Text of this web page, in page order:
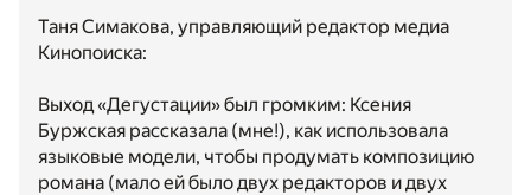
Таня Симакова, управляющий редактор медиа
Кинопоиска:
Выход «Дегустации» был громким: Ксения
Буржская рассказала (мне!), как использовала
языковые модели, чтобы продумать композицию
романа (мало ей было двух редакторов и двух